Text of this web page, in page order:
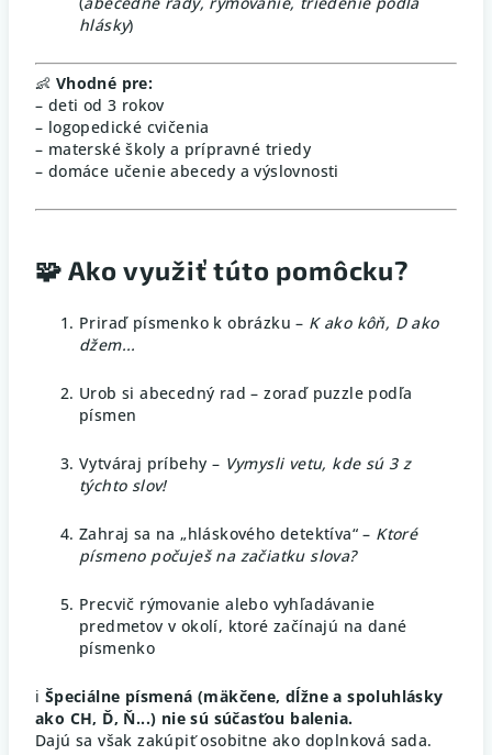
hlásky)
👶 Vhodné pre:
– deti od 3 rokov
– logopedické cvičenia
– materské školy a prípravné triedy
– domáce učenie abecedy a výslovnosti
🧩 Ako využiť túto pomôcku?
Priraď písmenko k obrázku – K ako kôň, D ako
džem...
Urob si abecedný rad – zoraď puzzle podľa
písmen
Vytváraj príbehy – Vymysli vetu, kde sú 3 z
týchto slov!
Zahraj sa na „hláskového detektíva“ – Ktoré
písmeno počuješ na začiatku slova?
Precvič rýmovanie alebo vyhľadávanie
predmetov v okolí, ktoré začínajú na dané
písmenko
ℹ️ Špeciálne písmená (mäkčene, dĺžne a spoluhlásky
ako CH, Ď, Ň...) nie sú súčasťou balenia.
Dajú sa však zakúpiť osobitne ako doplnková sada.